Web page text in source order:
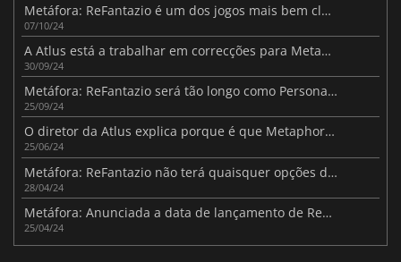
Metáfora: ReFantazio é um dos jogos mais bem classificados de 2024
07/10/24
A Atlus está a trabalhar em correcções para Metaphor: ReFantazio
30/09/24
Metáfora: ReFantazio será tão longo como Persona 5
25/09/24
O diretor da Atlus explica porque é que Metaphor: ReFantazio não tem opções de romance
25/06/24
Metáfora: ReFantazio não terá quaisquer opções de romance
28/04/24
Metáfora: Anunciada a data de lançamento de ReFantazio
25/04/24